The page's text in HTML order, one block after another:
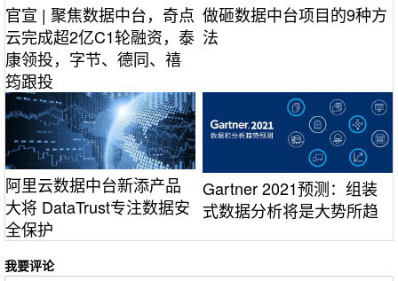
官宣 | 聚焦数据中台，奇点
云完成超2亿C1轮融资，泰
康领投，字节、德同、禧
筠跟投
做砸数据中台项目的9种方
法
阿里云数据中台新添产品
大将 DataTrust专注数据安
全保护
Gartner 2021预测：组装
式数据分析将是大势所趋
我要评论